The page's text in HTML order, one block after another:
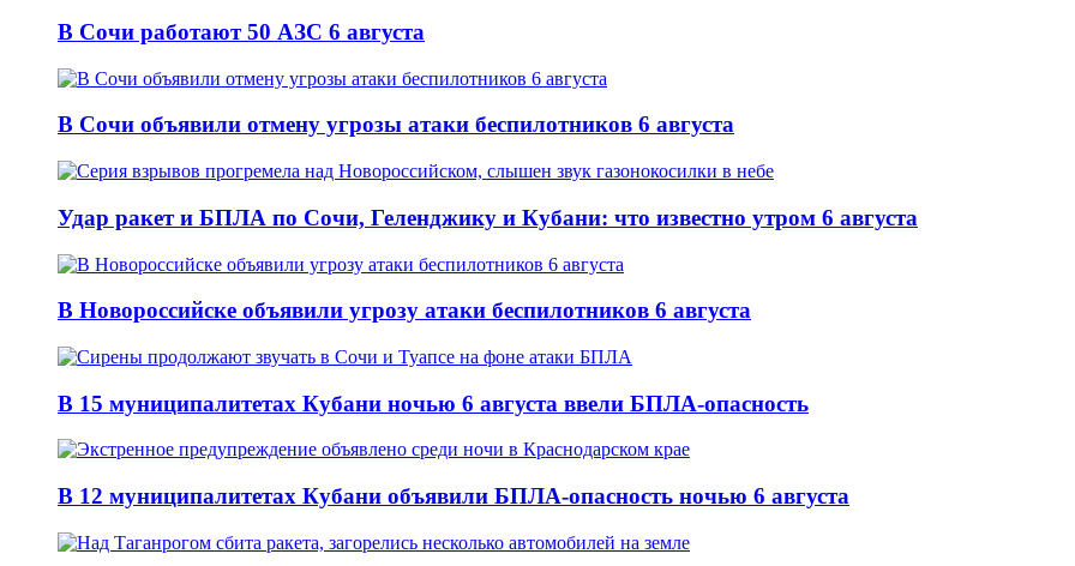
В Сочи работают 50 АЗС 6 августа
В Сочи объявили отмену угрозы атаки беспилотников 6 августа
Удар ракет и БПЛА по Сочи, Геленджику и Кубани: что известно утром 6 августа
В Новороссийске объявили угрозу атаки беспилотников 6 августа
В 15 муниципалитетах Кубани ночью 6 августа ввели БПЛА-опасность
В 12 муниципалитетах Кубани объявили БПЛА-опасность ночью 6 августа